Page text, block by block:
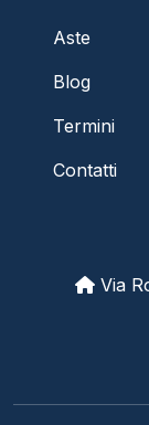
Aste
Blog
Termini
Contatti
Via